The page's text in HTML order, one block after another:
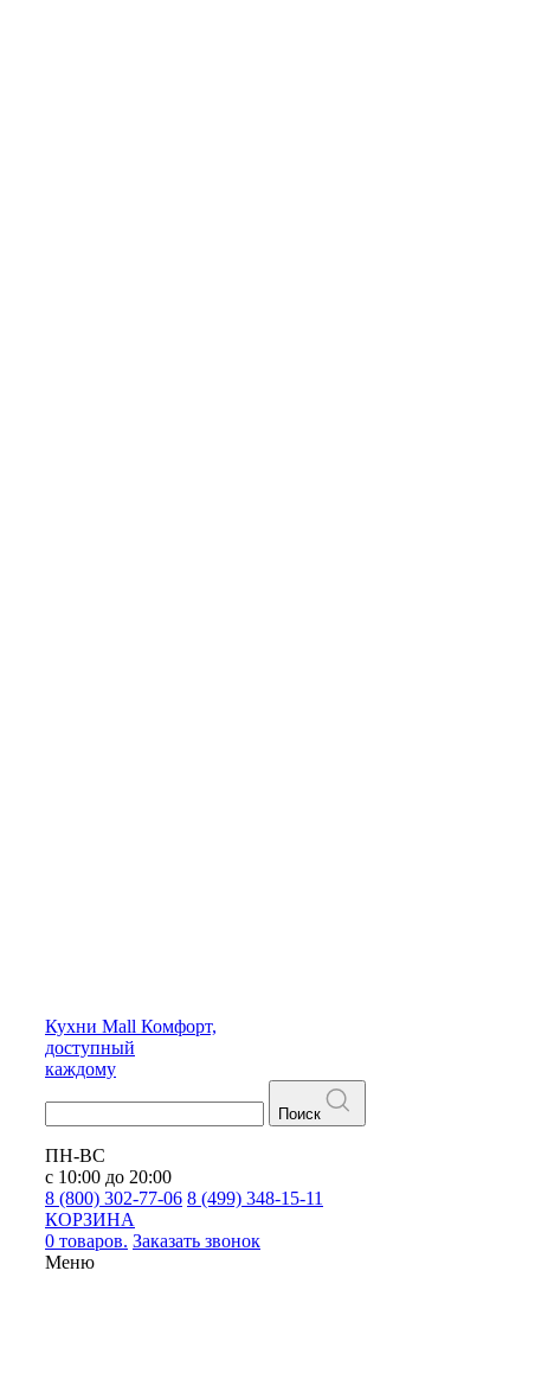
Кухни Mall Комфорт,
доступный
каждому
Поиск
ПН-ВС
с 10:00 до 20:00
8 (800) 302-77-06 8 (499) 348-15-11
КОРЗИНА
0 товаров. Заказать звонок
Меню